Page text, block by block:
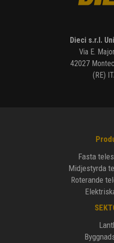
Dieci s.r.l.
Via E.
42027
(RE)
Fasta
Midjestyrda
Roterande